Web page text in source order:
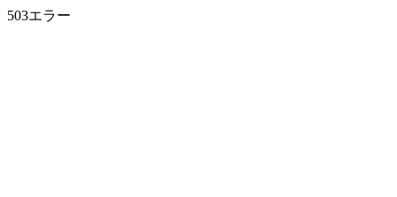
503エラー